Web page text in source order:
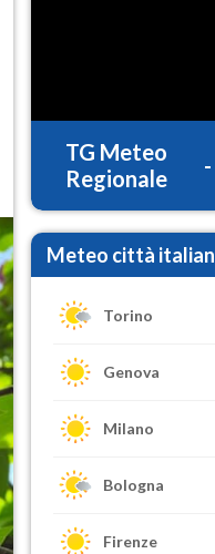
TG Meteo
Regionale
-
Meteo città
Torino
Genova
Milano
Bologna
Firenze